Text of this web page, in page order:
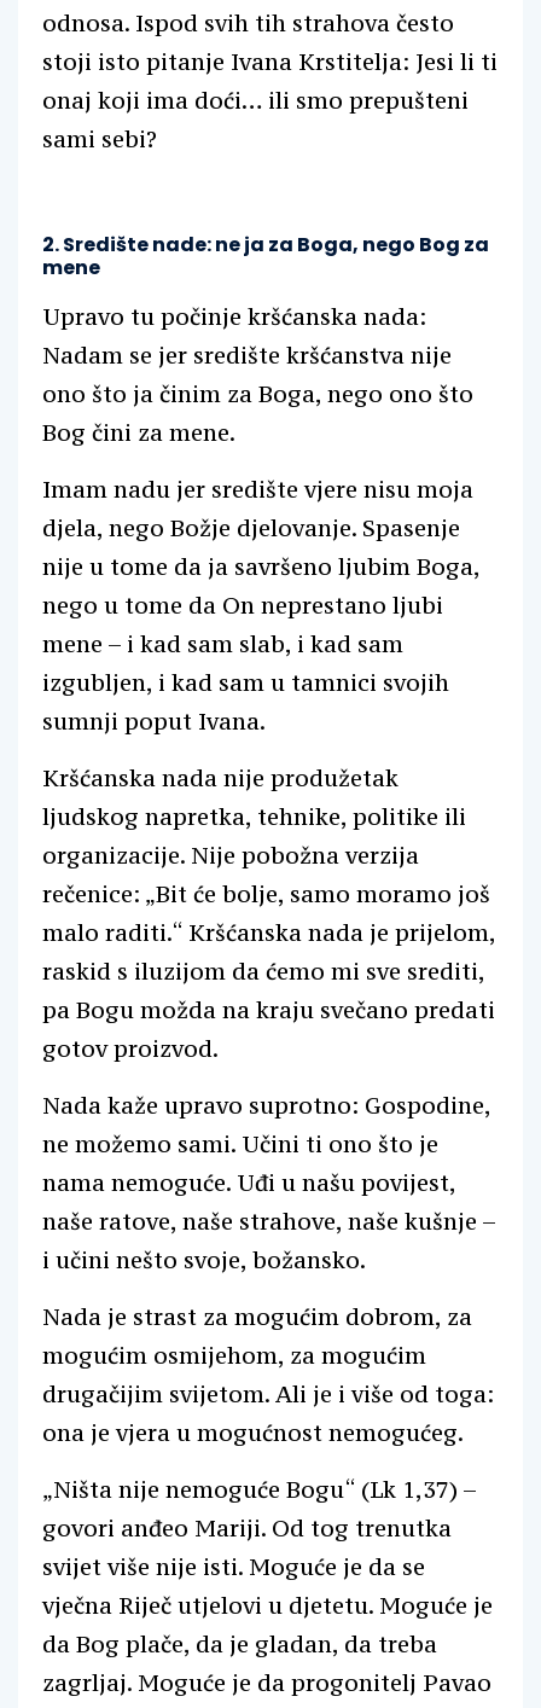
odnosa. Ispod svih tih strahova često
stoji isto pitanje Ivana Krstitelja: Jesi li ti
onaj koji ima doći… ili smo prepušteni
sami sebi?
2. Središte nade: ne ja za Boga, nego Bog za
mene
Upravo tu počinje kršćanska nada:
Nadam se jer središte kršćanstva nije
ono što ja činim za Boga, nego ono što
Bog čini za mene.
Imam nadu jer središte vjere nisu moja
djela, nego Božje djelovanje. Spasenje
nije u tome da ja savršeno ljubim Boga,
nego u tome da On neprestano ljubi
mene – i kad sam slab, i kad sam
izgubljen, i kad sam u tamnici svojih
sumnji poput Ivana.
Kršćanska nada nije produžetak
ljudskog napretka, tehnike, politike ili
organizacije. Nije pobožna verzija
rečenice: „Bit će bolje, samo moramo još
malo raditi.“ Kršćanska nada je prijelom,
raskid s iluzijom da ćemo mi sve srediti,
pa Bogu možda na kraju svečano predati
gotov proizvod.
Nada kaže upravo suprotno: Gospodine,
ne možemo sami. Učini ti ono što je
nama nemoguće. Uđi u našu povijest,
naše ratove, naše strahove, naše kušnje –
i učini nešto svoje, božansko.
Nada je strast za mogućim dobrom, za
mogućim osmijehom, za mogućim
drugačijim svijetom. Ali je i više od toga:
ona je vjera u mogućnost nemogućeg.
„Ništa nije nemoguće Bogu“ (Lk 1,37) –
govori anđeo Mariji. Od tog trenutka
svijet više nije isti. Moguće je da se
vječna Riječ utjelovi u djetetu. Moguće je
da Bog plače, da je gladan, da treba
zagrljaj. Moguće je da progonitelj Pavao